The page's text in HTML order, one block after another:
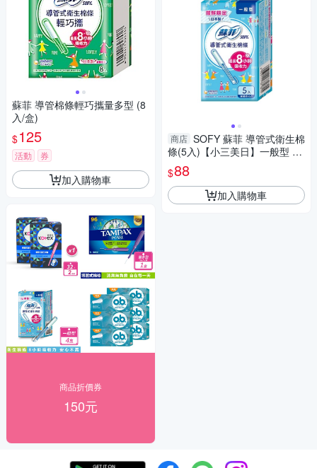
蘇菲 導管棉條輕巧攜量多型 (8
入/盒)
$125
活動 券
加入購物車
商品折價券
150元
商店 SOFY 蘇菲 導管式衛生棉
條(5入)【小三美日】一般型 D3
71815
$88
加入購物車